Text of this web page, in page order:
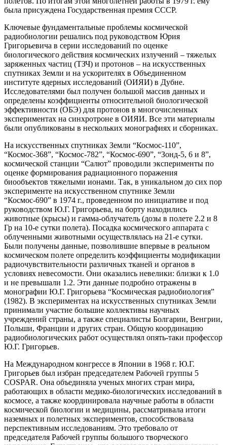
была присуждена Государственная премия СССР.
Ключевые фундаментальные проблемы космической
радиобиологии решались под руководством Юрия
Григорьевича в серии исследований по оценке
биологического действия космических излучений – тяжелых
заряженных частиц (ТЗЧ) и протонов – на искусственных
спутниках Земли и на ускорителях в Объединенном
институте ядерных исследований (ОИЯИ) в Дубне.
Исследователями был получен большой массив данных и
определены коэффициенты относительной биологической
эффективности (ОБЭ) для протонов в многочисленных
экспериментах на синхротроне в ОИЯИ. Все эти материалы
были опубликованы в нескольких монографиях и сборниках.
На искусственных спутниках Земли “Космос-110”,
“Космос-368”, “Космос-782”, “Космос-690”, “Зонд-5, 6 и 8”,
космической станции “Салют” проводили эксперименты по
оценке формирования радиационного поражения
биообъектов тяжелыми ионами. Так, в уникальном до сих пор
эксперименте на искусственном спутнике Земли
“Космос-690” в 1974 г., проведенном по инициативе и под
руководством Ю.Г. Григорьева, на борту находились
животные (крысы) и гамма-облучатель (дозы в полете 2.2 и 8
Гр на 10-е сутки полета). Посадка космического аппарата с
облученными животными осуществлялась на 21-е сутки.
Были получены данные, позволившие впервые в реальном
космическом полете определить коэффициенты модификации
радиочувствительности различных тканей и органов в
условиях невесомости. Они оказались невелики: близки к 1.0
и не превышали 1.2. Эти данные подробно отражены в
монографии Ю.Г. Григорьева “Космическая радиобиология”
(1982). В экспериментах на искусственных спутниках Земли
принимали участие большие коллективы научных
учреждений страны, а также специалисты Болгарии, Венгрии,
Польши, Франции и других стран. Общую координацию
радиобиологических работ осуществлял опять-таки профессор
Ю.Г. Григорьев.
На Международном конгрессе в Японии в 1968 г. Ю.Г.
Григорьев был избран председателем Рабочей группы 5
COSPAR. Она объединяла ученых многих стран мира,
работающих в области медико-биологических исследований в
космосе, а также координировала научные работы в области
космической биологии и медицины, рассматривала итоги
наземных и полетных экспериментов, способствовала
перспективным исследованиям. Это требовало от
председателя Рабочей группы большого творческого